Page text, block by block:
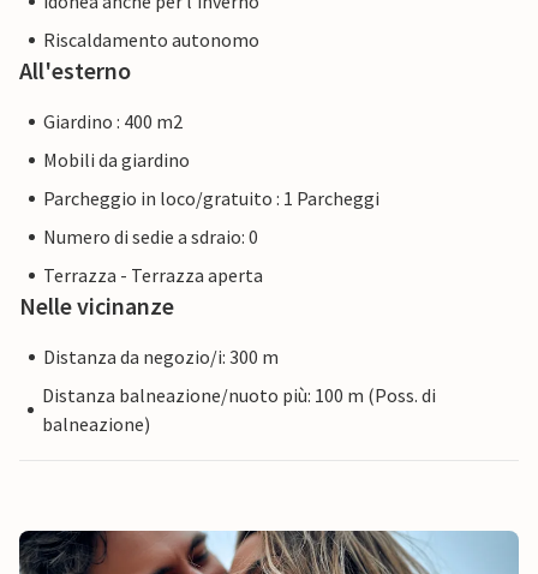
Riscaldamento autonomo
All'esterno
Giardino : 400 m2
Mobili da giardino
Parcheggio in loco/gratuito : 1 Parcheggi
Numero di sedie a sdraio: 0
Terrazza - Terrazza aperta
Nelle vicinanze
Distanza da negozio/i: 300 m
Distanza balneazione/nuoto più: 100 m (Poss. di
balneazione)